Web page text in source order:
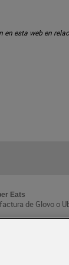
esta web en
Eats
de Glovo o